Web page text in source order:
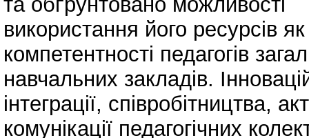
використання його ресурсів
компетентності педагогів
навчальних закладів.
інтеграції, співробітництва,
комунікації педагогічних